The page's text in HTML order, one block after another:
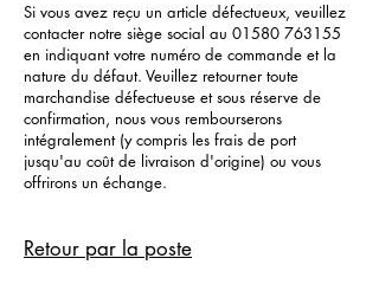
Si vous avez reçu un article défectueux, veuillez
contacter notre siège social au 01580 763155
en indiquant votre numéro de commande et la
nature du défaut. Veuillez retourner toute
marchandise défectueuse et sous réserve de
confirmation, nous vous rembourserons
intégralement (y compris les frais de port
jusqu'au coût de livraison d'origine) ou vous
offrirons un échange.
Retour par la poste